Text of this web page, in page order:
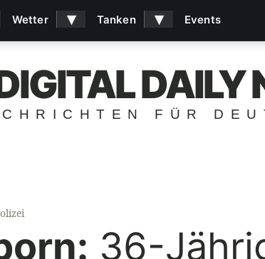
DAILY
FÜR
36-
Wetter ▾ Tanken ▾ Events